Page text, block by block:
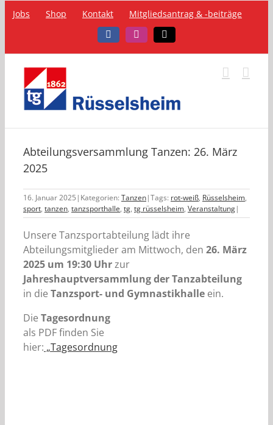
Inhalt
Jobs Shop Kontakt Mitgliedsantrag & -beiträge
FacebookInstagramTelefon
Abteilungsversammlung Tanzen: 26. März
2025
16. Januar 2025 | Kategorien: Tanzen|Tags: rot-weiß, Rüsselsheim,
sport, tanzen, tanzsporthalle, tg, tg rüsselsheim, Veranstaltung|
Unsere Tanzsportabteilung lädt ihre
Abteilungsmitglieder am Mittwoch, den 26. März
2025 um 19:30 Uhrzur
Jahreshauptversammlung der Tanzabteilung
in die Tanzsport- und Gymnastikhalle ein.
Die Tagesordnung
als PDF finden Sie
hier: „Tagesordnung